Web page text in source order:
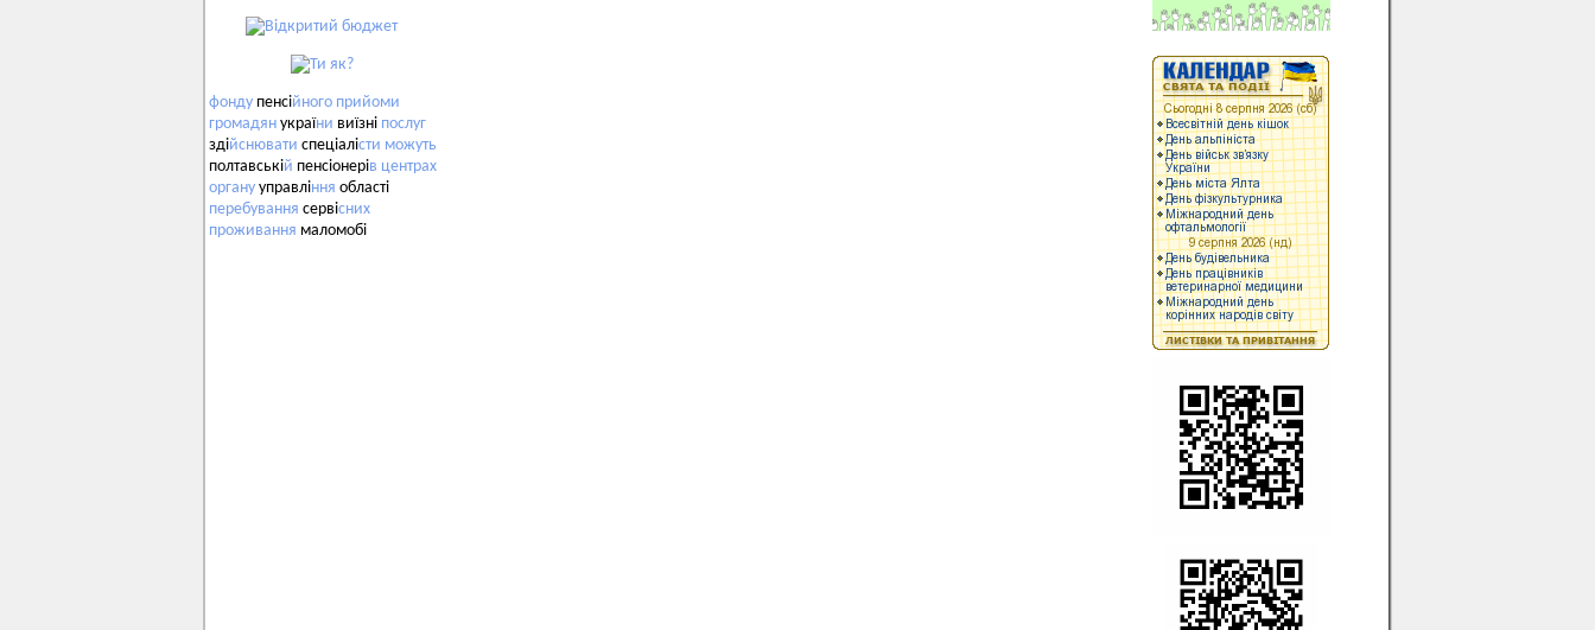
фонду пенсійного прийоми
громадян україни виїзні послуг
здійснювати спеціалісти можуть
полтавській пенсіонерів центрах
органу управління області
перебування сервісних
проживання маломобі